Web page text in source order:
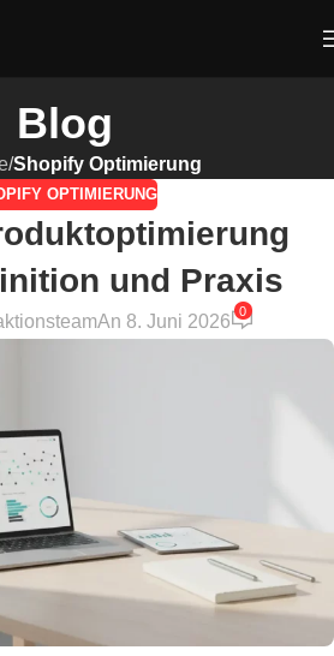
Blog
/Shopify Optimierung
OPTIMIERUNG
und Praxis
An 8. Juni 2026
0